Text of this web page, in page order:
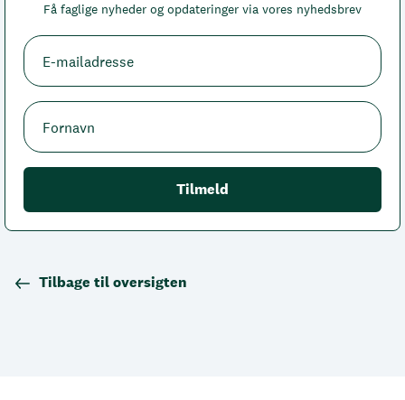
Få faglige nyheder og opdateringer via vores nyhedsbrev
Tilbage til oversigten